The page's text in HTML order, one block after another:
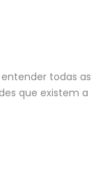
todas as
que existem a